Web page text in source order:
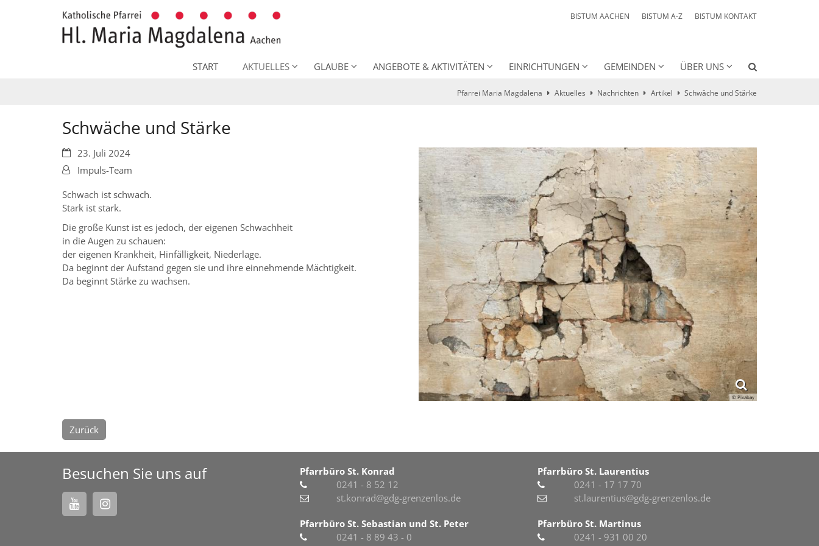
BISTUM AACHEN BISTUM A-Z BISTUM KONTAKT
START AKTUELLES GLAUBE ANGEBOTE & AKTIVITÄTEN EINRICHTUNGEN GEMEINDEN ÜBER UNS
Pfarrei Maria Magdalena Aktuelles Nachrichten Artikel Schwäche und Stärke
Schwäche und Stärke
© Pixabay
Datum:23. Juli 2024
Von:Impuls-Team
Schwach ist schwach.
Stark ist stark.
Die große Kunst ist es jedoch, der eigenen Schwachheit
in die Augen zu schauen:
der eigenen Krankheit, Hinfälligkeit, Niederlage.
Da beginnt der Aufstand gegen sie und ihre einnehmende Mächtigkeit.
Da beginnt Stärke zu wachsen.
Zurück
Besuchen Sie uns auf
Pfarrbüro St. Konrad
0241 - 8 52 12
st.konrad@gdg-grenzenlos.de
Pfarrbüro St. Sebastian und St. Peter
0241 - 8 89 43 - 0
Pfarrbüro St. Laurentius
0241 - 17 17 70
st.laurentius@gdg-grenzenlos.de
Pfarrbüro St. Martinus
0241 - 931 00 20